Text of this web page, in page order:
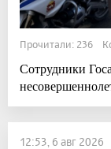
Прочитали: 236
Сотрудники
12:53, 6 авг 2026